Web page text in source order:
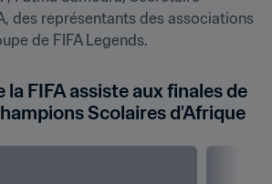
des représentants des associations
la FIFA assiste aux finales de
Scolaires d'Afrique